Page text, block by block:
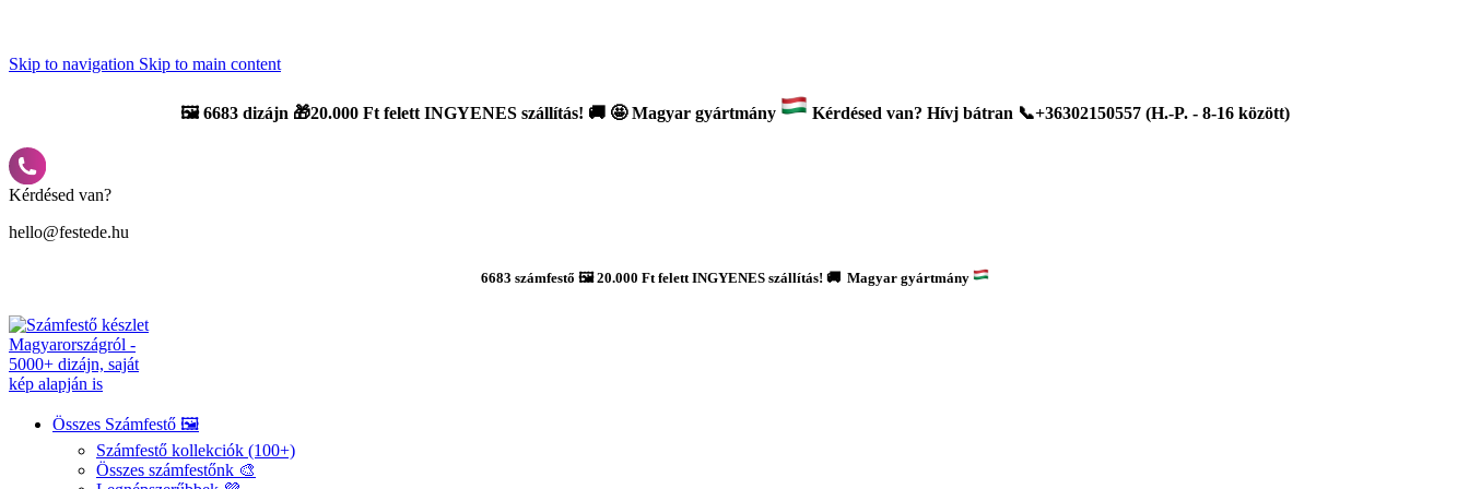
Skip to navigation Skip to main content
🖼️6683 dizájn 🎁20.000 Ft felett INGYENES szállítás! 🚚 🤩 Magyar gyártmány Kérdésed van? Hívj bátran 📞+36302150557 (H.-P. - 8-16 között)
Kérdésed van?
hello@festede.hu
6683 számfestő 🖼️ 20.000 Ft felett INGYENES szállítás! 🚚 Magyar gyártmány
Összes Számfestő 🖼️
Számfestő kollekciók (100+)
Összes számfestőnk 🎨